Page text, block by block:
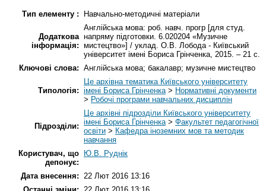
Тип елементу : Навчально-методичні матеріали
Додаткова
інформація:
Англійська мова: роб. навч. прогр [для студ.
напряму підготовки. 6.020204 «Музичне
мистецтво»] / уклад. О.В. Лобода - Київський
університет імені Бориса Грінченка, 2015. – 21 с.
Ключові слова: Англійська мова; бакалавр; музичне мистецтво
Типологія:
Це архівна тематика Київського університету
імені Бориса Грінченка> Нормативні документи
> Робочі програми навчальних дисциплін
Підрозділи:
Це архівні підрозділи Київського університету
імені Бориса Грінченка> Факультет педагогічної
освіти > Кафедра іноземних мов та методик
навчання
Користувач, що
депонує:
Ю.В. Руднік
Дата внесення: 22 Лют 2016 13:16